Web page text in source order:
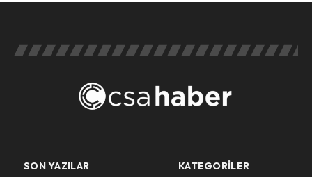
SON YAZILAR KATEGORILER